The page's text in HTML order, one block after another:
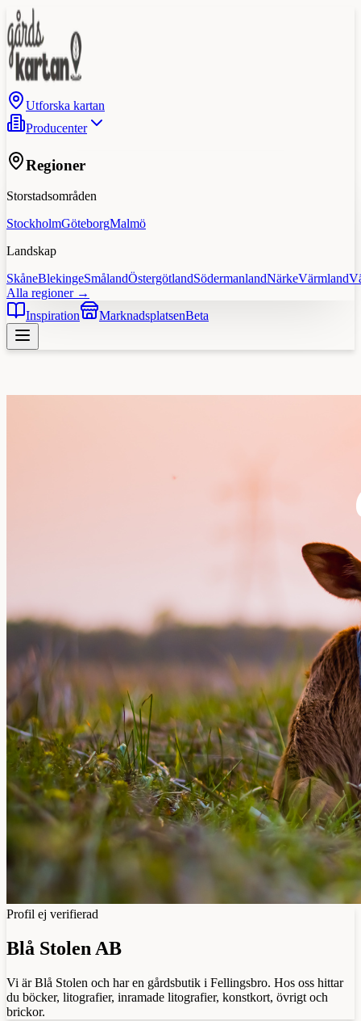
Utforska kartan
Producenter
Regioner
Storstadsområden
StockholmGöteborgMalmö
Landskap
SkåneBlekingeSmålandÖstergötlandSödermanlandNärkeVärmland
Alla regioner →
Inspiration
MarknadsplatsenBeta
Profil ej verifierad
Blå Stolen AB
Vi är Blå Stolen och har en gårdsbutik i Fellingsbro. Hos oss hittar
du böcker, litografier, inramade litografier, konstkort, övrigt och
brickor.